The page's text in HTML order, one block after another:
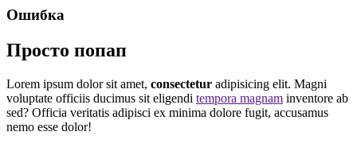
Ошибка
Просто попап
Lorem ipsum dolor sit amet, consectetur adipisicing elit. Magni
voluptate officiis ducimus sit eligendi tempora magnam inventore ab
sed? Officia veritatis adipisci ex minima dolore fugit, accusamus
nemo esse dolor!